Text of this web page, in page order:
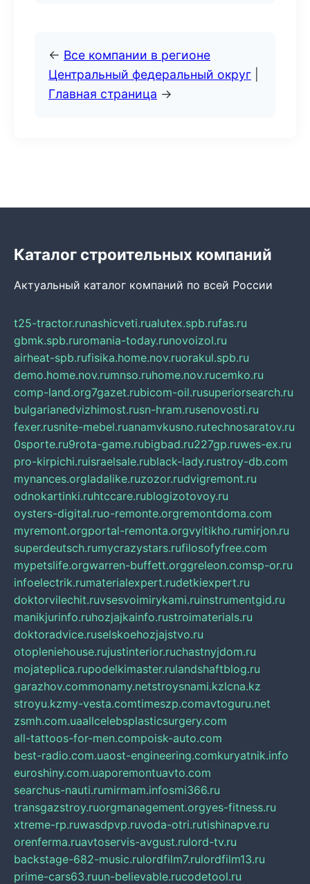
← Все компании в регионе
Центральный федеральный округ
Главная страница →
Каталог строительных компаний
Актуальный каталог компаний по всей России
t25-tractor.runashicveti.rualutex.spb.rufas.ru
gbmk.spb.ruromania-today.runovoizol.ru
airheat-spb.rufisika.home.nov.ruorakul.spb.ru
demo.home.nov.rumnso.ruhome.nov.rucemko.ru
comp-land.org7gazet.rubicom-oil.rusuperiorsearch.ru
bulgarianedvizhimost.rusn-hram.rusenovosti.ru
fexer.rusnite-mebel.ruanamvkusno.rutechnosaratov.ru
0sporte.ru9rota-game.rubigbad.ru227gp.ruwes-ex.ru
pro-kirpichi.ruisraelsale.rublack-lady.rustroy-db.com
mynances.orgladalike.ruzozor.rudvigremont.ru
odnokartinki.ruhtccare.rublogizotovoy.ru
oysters-digital.ruo-remonte.orgremontdoma.com
myremont.orgportal-remonta.orgvyitikho.rumirjon.ru
superdeutsch.rumycrazystars.rufilosofyfree.com
mypetslife.orgwarren-buffett.orggreleon.comsp-or.ru
infoelectrik.rumaterialexpert.rudetkiexpert.ru
doktorvilechit.ruvsesvoimirykami.ruinstrumentgid.ru
manikjurinfo.ruhozjajkainfo.rustroimaterials.ru
doktoradvice.ruselskoehozjajstvo.ru
otopleniehouse.rujustinterior.ruchastnyjdom.ru
mojateplica.rupodelkimaster.rulandshaftblog.ru
garazhov.commonamy.netstroysnami.kzlcna.kz
stroyu.kzmy-vesta.comtimeszp.comavtoguru.net
zsmh.com.uaallcelebsplasticsurgery.com
all-tattoos-for-men.compoisk-auto.com
best-radio.com.uaost-engineering.comkuryatnik.info
euroshiny.com.uaporemontuavto.com
searchus-nauti.rumirmam.infosmi366.ru
transgazstroy.ruorgmanagement.orgyes-fitness.ru
xtreme-rp.ruwasdpvp.ruvoda-otri.rutishinapve.ru
orenferma.ruavtoservis-avgust.rulord-tv.ru
backstage-682-music.rulordfilm7.rulordfilm13.ru
prime-cars63.ruun-believable.rucodetool.ru